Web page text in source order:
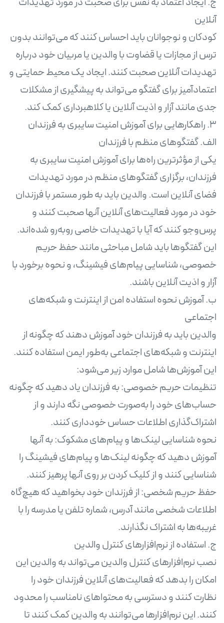
کودکان و نوجوانان باید احساس کنند که می‌توانند بدون
ترس از مجازات یا قضاوت با والدین یا مربیان خود درباره
تهدیدات آنلاین صحبت کنند. ایجاد یک محیط حمایتی و
اعتمادآمیز برای گفتگو می‌تواند به پیشگیری از مشکلات
یکی از مؤثرترین راه‌ها برای آموزش امنیت سایبری به
فرزندان، برگزاری گفتگوهای منظم در مورد تهدیدات
فضای آنلاین است. والدین باید به طور مستمر با فرزندان
خود در مورد فعالیت‌های آنلاین آنها صحبت کنند و
پرس‌وجو کنند که آیا با تهدیدات خاصی روبه‌رو شده‌اند.
این گفتگوها باید شامل مباحثی مانند حفظ حریم
خصوصی، شناسایی پیام‌های فیشینگ، و نحوه برخورد با
ب. آموزش نحوه استفاده امن از اینترنت و شبکه‌های
والدین باید به فرزندان خود آموزش دهند که چگونه از
اینترنت و شبکه‌های اجتماعی به‌طور ایمن استفاده کنند.
تنظیمات حریم خصوصی: به فرزندان یاد دهید که چگونه
حساب‌های خود را به‌صورت خصوصی نگه دارند و از
نحوه شناسایی لینک‌ها و پیام‌های مشکوک: به آنها
آموزش دهید که چگونه لینک‌ها و پیام‌های فیشینگ را
حفظ حریم شخصی: از فرزندان خود بخواهید که هیچ‌گاه
اطلاعات شخصی مانند آدرس، شماره تلفن یا مدرسه را با
نصب نرم‌افزارهای کنترل والدین می‌تواند به والدین این
امکان را بدهد که فعالیت‌های آنلاین فرزندان خود را
نظارت کنند و دسترسی به محتواهای نامناسب را محدود
کنند. این نرم‌افزارها می‌توانند به والدین کمک کنند تا